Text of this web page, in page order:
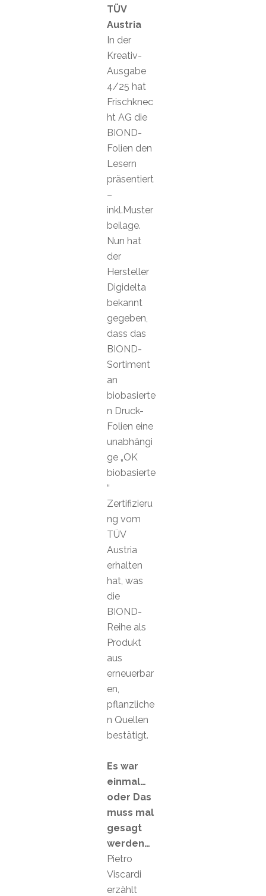
TÜV
Austria
In der
Kreativ-
Ausgabe
4/25 hat
Frischknec
ht AG die
BIOND-
Folien den
Lesern
präsentiert
–
inkl.Muster
beilage.
Nun hat
der
Hersteller
Digidelta
bekannt
gegeben,
dass das
BIOND-
Sortiment
an
biobasierte
n Druck-
Folien eine
unabhängi
ge „OK
biobasierte
“
Zertifizieru
ng vom
TÜV
Austria
erhalten
hat, was
die
BIOND-
Reihe als
Produkt
aus
erneuerbar
en,
pflanzliche
n Quellen
bestätigt.
Es war
einmal…
oder Das
muss mal
gesagt
werden…
Pietro
Viscardi
erzählt